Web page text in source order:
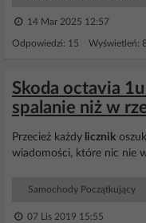
14 Mar 2025 12:57
Odpowiedzi: 15 Wyświetleń:
Skoda octavia
spalanie niż w
Przecież każdy licznik
wiadomości, które nic nie
Samochody Początkujący
07 Lis 2019 15:55